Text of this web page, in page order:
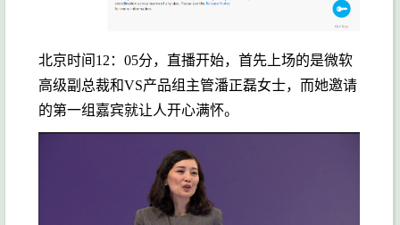
北京时间12：05分，直播开始，首先上场的是微软
高级副总裁和VS产品组主管潘正磊女士，而她邀请
的第一组嘉宾就让人开心满怀。